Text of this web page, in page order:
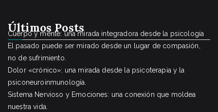
Últimos Posts
Cuerpo y mente: una mirada integradora desde la psicología
El pasado puede ser mirado desde un lugar de compasión,
no de sufrimiento.
Dolor «crónico»: una mirada desde la psicoterapia y la
psiconeuroinmunología.
Sistema Nervioso y Emociones: una conexión que moldea
nuestra vida.